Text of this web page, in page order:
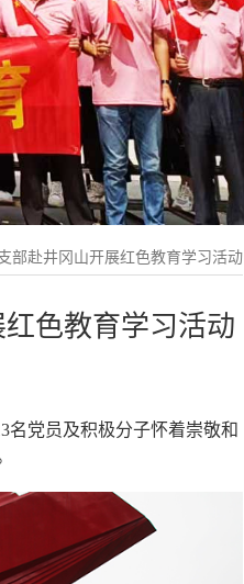
赴井冈山开展红色教育学习活动
色教育学习活动
名党员及积极分子怀着崇敬和